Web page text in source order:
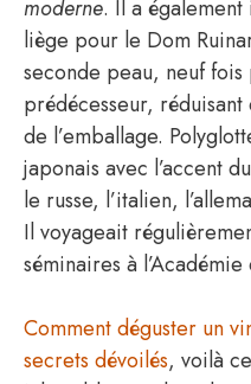
moderne. Il a
liège pour le Dom
seconde peau, neuf
prédécesseur,
de l’emballage.
japonais avec l’accent
le russe, l’italien,
Il voyageait
séminaires à
Comment déguster un
secrets dévoilés, voilà